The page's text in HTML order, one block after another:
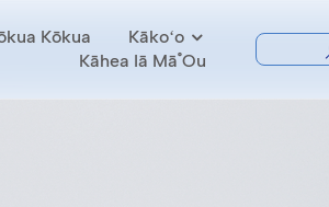
Kōkua
Kākoʻo
Kāhea Iā Mā˚ou